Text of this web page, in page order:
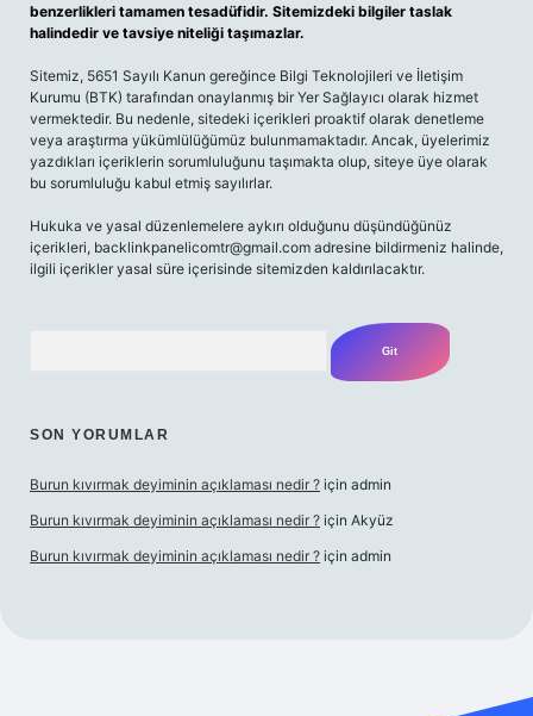
benzerlikleri tamamen tesadüfidir. Sitemizdeki bilgiler taslak
halindedir ve tavsiye niteliği taşımazlar.
Sitemiz, 5651 Sayılı Kanun gereğince Bilgi Teknolojileri ve İletişim
Kurumu (BTK) tarafından onaylanmış bir Yer Sağlayıcı olarak hizmet
vermektedir. Bu nedenle, sitedeki içerikleri proaktif olarak denetleme
veya araştırma yükümlülüğümüz bulunmamaktadır. Ancak, üyelerimiz
yazdıkları içeriklerin sorumluluğunu taşımakta olup, siteye üye olarak
bu sorumluluğu kabul etmiş sayılırlar.
Hukuka ve yasal düzenlemelere aykırı olduğunu düşündüğünüz
içerikleri, backlinkpanelicomtr@gmail.com adresine bildirmeniz halinde,
ilgili içerikler yasal süre içerisinde sitemizden kaldırılacaktır.
SON YORUMLAR
Burun kıvırmak deyiminin açıklaması nedir ? için admin
Burun kıvırmak deyiminin açıklaması nedir ? için Akyüz
Burun kıvırmak deyiminin açıklaması nedir ? için admin